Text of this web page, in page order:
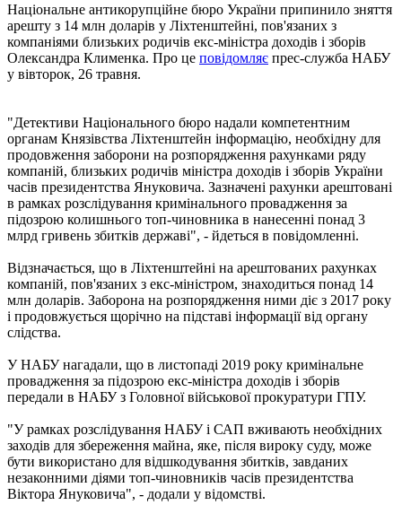
Національне антикорупційне бюро України припинило зняття
арешту з 14 млн доларів у Ліхтенштейні, пов'язаних з
компаніями близьких родичів екс-міністра доходів і зборів
Олександра Клименка. Про це повідомляє прес-служба НАБУ
у вівторок, 26 травня.
"Детективи Національного бюро надали компетентним
органам Князівства Ліхтенштейн інформацію, необхідну для
продовження заборони на розпорядження рахунками ряду
компаній, близьких родичів міністра доходів і зборів України
часів президентства Януковича. Зазначені рахунки арештовані
в рамках розслідування кримінального провадження за
підозрою колишнього топ-чиновника в нанесенні понад 3
млрд гривень збитків державі", - йдеться в повідомленні.
Відзначається, що в Ліхтенштейні на арештованих рахунках
компаній, пов'язаних з екс-міністром, знаходиться понад 14
млн доларів. Заборона на розпорядження ними діє з 2017 року
і продовжується щорічно на підставі інформації від органу
слідства.
У НАБУ нагадали, що в листопаді 2019 року кримінальне
провадження за підозрою екс-міністра доходів і зборів
передали в НАБУ з Головної військової прокуратури ГПУ.
"У рамках розслідування НАБУ і САП вживають необхідних
заходів для збереження майна, яке, після вироку суду, може
бути використано для відшкодування збитків, завданих
незаконними діями топ-чиновників часів президентства
Віктора Януковича", - додали у відомстві.